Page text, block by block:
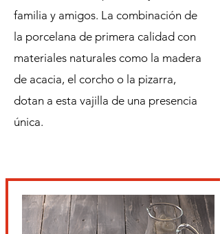
familia y amigos. La combinación de
la porcelana de primera calidad con
materiales naturales como la madera
de acacia, el corcho o la pizarra,
dotan a esta vajilla de una presencia
única.